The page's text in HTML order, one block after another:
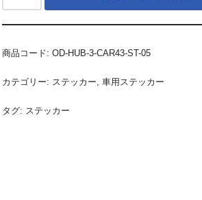
商品コード: OD-HUB-3-CAR43-ST-05
カテゴリー: ステッカー, 車用ステッカー
タグ: ステッカー